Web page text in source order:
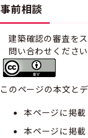
事前相談
建築確認の審査を
問い合わせください
このページの本文と
本ページに掲載
本ページに掲載